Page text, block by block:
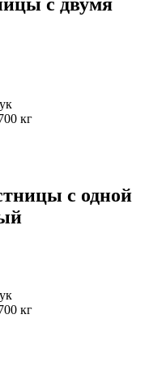
кг
с одной
кг